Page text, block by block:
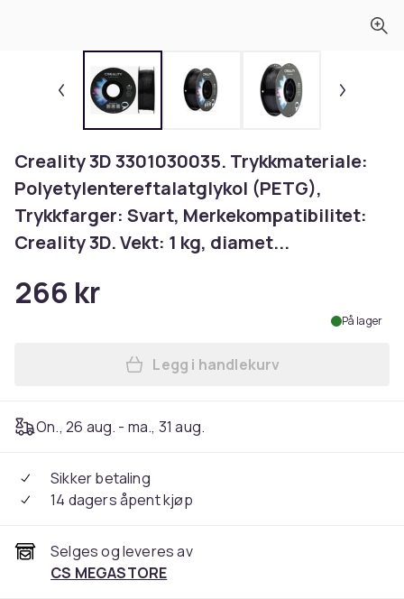
Creality 3D 3301030035. Trykkmateriale:
Polyetylentereftalatglykol (PETG),
Trykkfarger: Svart, Merkekompatibilitet:
Creality 3D. Vekt: 1 kg, diamet...
266 kr
På lager
Legg Creality 3D
Legg i handlekurv
On., 26 aug. - ma., 31 aug.
Sikker betaling
14 dagers åpent kjøp
Selges og leveres av
CS MEGASTORE